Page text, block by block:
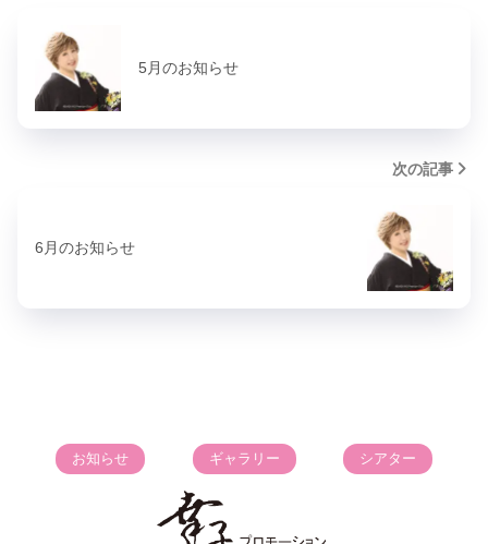
5月のお知らせ
次の記事
6月のお知らせ
お知らせ ギャラリー シアター